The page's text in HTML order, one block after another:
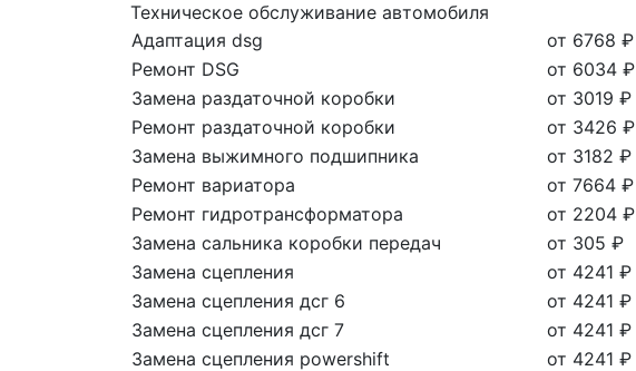
Техническое обслуживание автомобиля
Адаптация dsg
от 6768 ₽
Ремонт DSG
от 6034 ₽
Замена раздаточной коробки
от 3019 ₽
Ремонт раздаточной коробки
от 3426 ₽
Замена выжимного подшипника
от 3182 ₽
Ремонт вариатора
от 7664 ₽
Ремонт гидротрансформатора
от 2204 ₽
Замена сальника коробки передач
от 305 ₽
Замена сцепления
от 4241 ₽
Замена сцепления дсг 6
от 4241 ₽
Замена сцепления дсг 7
от 4241 ₽
Замена сцепления powershift
от 4241 ₽